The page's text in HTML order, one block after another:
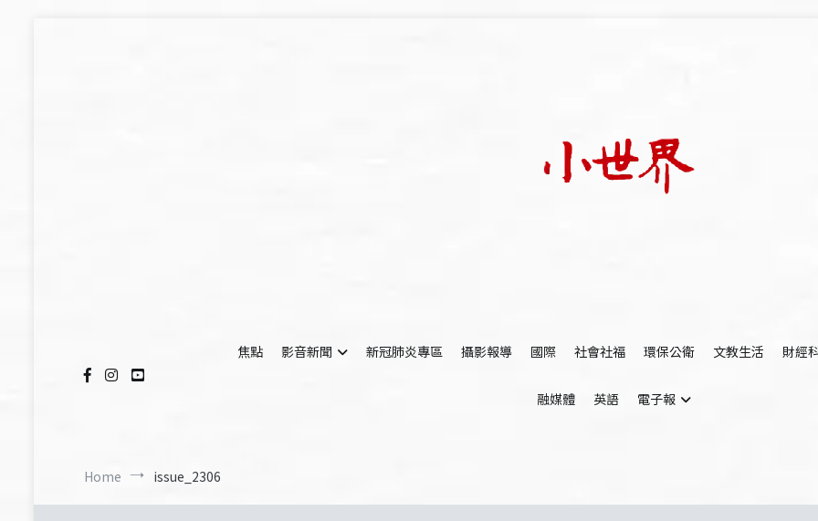
焦點
影音新聞 新冠肺炎專區 攝影報導 國際 社會社福 環保公衛 文教生活 財經
融媒體 英語 電子報
Home issue_2306